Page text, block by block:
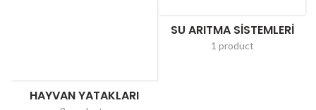
HAYVAN YATAKLARI
SU ARITMA SISTEMLERI
1 product